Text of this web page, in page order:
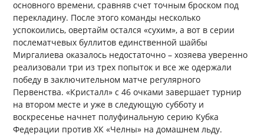
основного времени, сравняв счет точным броском под
перекладину. После этого команды несколько
успокоились, овертайм остался «сухим», а вот в серии
послематчевых буллитов единственной шайбы
Миргалиева оказалось недостаточно – хозяева уверенно
реализовали три из трех попыток и все же одержали
победу в заключительном матче регулярного
Первенства. «Кристалл» с 46 очками завершает турнир
на втором месте и уже в следующую субботу и
воскресенье начнет полуфинальную серию Кубка
Федерации против ХК «Челны» на домашнем льду.